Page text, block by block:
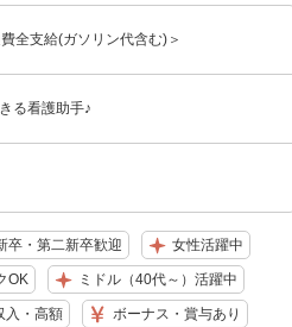
全支給(ガソリン代含む)＞
る看護助手♪
卒・第二新卒歓迎 女性活躍中
OK ミドル（40代～）活躍中
入・高額 ボーナス・賞与あり